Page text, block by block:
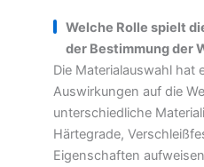
Welche Rolle spielt
der Bestimmung der
Die Materialauswahl hat
Auswirkungen auf die
unterschiedliche
Härtegrade,
Eigenschaften